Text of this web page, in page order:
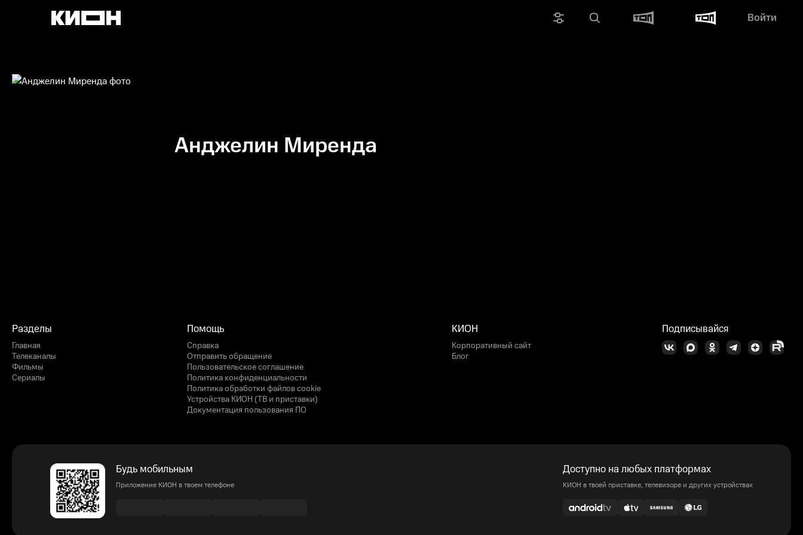
Войти
Анджелин Миренда
Разделы
Главная
Телеканалы
Фильмы
Сериалы
Помощь
Справка
Отправить обращение
Пользовательское соглашение
Политика конфиденциальности
Политика обработки файлов cookie
Устройства КИОН (ТВ и приставки)
Документация пользования ПО
КИОН
Корпоративный сайт
Блог
Подписывайся
Будь мобильным
Приложение КИОН в твоем телефоне
Доступно на любых платформах
КИОН в твоей приставке, телевизоре и других устройствах